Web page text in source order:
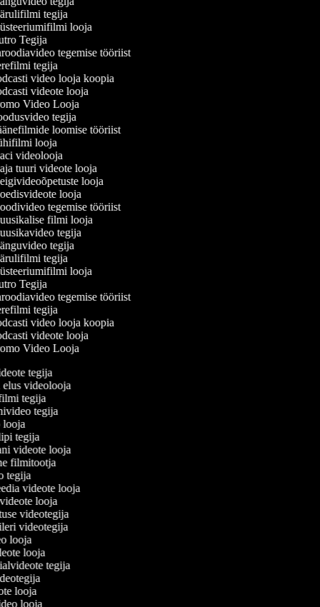
tegija
looja
Tegija
tegemise tööriist
tegija
video looja koopia
videote looja
Video Looja
tegija
loomise tööriist
looja
videolooja
tuuri videote looja
looja
looja
tegemise tööriist
filmi looja
tegija
tegija
tegija
looja
Tegija
tegemise tööriist
tegija
video looja koopia
videote looja
Video Looja
tegija
elus videolooja
tegija
tegija
looja
tegija
videote looja
filmitootja
tegija
videote looja
looja
videotegija
videotegija
looja
looja
tegija
looja
looja